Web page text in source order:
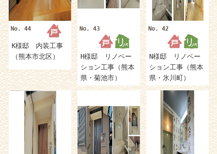
No. 44
K様邸 内装工事
（熊本市北区）
No. 43
H様邸 リノベー
ション工事（熊本
県・菊池市）
No. 42
N様邸 リノベー
ション工事（熊本
県・氷川町）